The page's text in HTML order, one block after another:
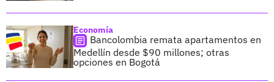
Economía
Bancolombia remata apartamentos en
Medellín desde $90 millones; otras
opciones en Bogotá